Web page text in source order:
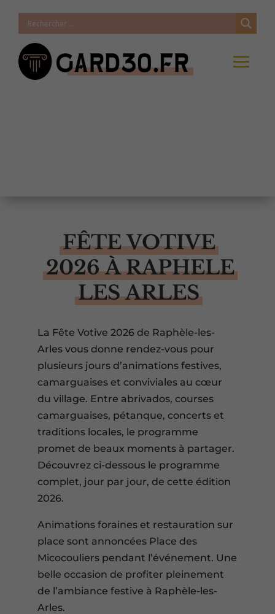
FÊTE VOTIVE
2026 À RAPHELE
LES ARLES
La Fête Votive 2026 de Raphèle-les-
Arles vous donne rendez-vous pour
plusieurs jours d’animations festives,
camarguaises et conviviales au cœur
du village. Entre abrivados, courses
camarguaises, pétanque, concerts et
traditions locales, le programme
promet de beaux moments à partager.
Découvrez ci-dessous le programme
complet, jour par jour, de cette édition
2026.
Animations foraines et restauration sur
place sont annoncées Place des
Micocouliers pendant l’événement. Une
belle occasion de profiter pleinement
de l’ambiance festive à Raphèle-les-
Arles.